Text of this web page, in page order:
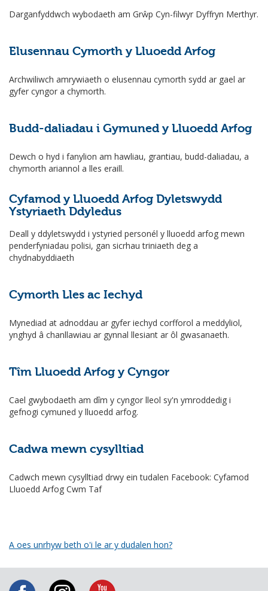
Darganfyddwch wybodaeth am Grŵp Cyn-filwyr Dyffryn Merthyr.
Elusennau Cymorth y Lluoedd Arfog
Archwiliwch amrywiaeth o elusennau cymorth sydd ar gael ar
gyfer cyngor a chymorth.
Budd-daliadau i Gymuned y Lluoedd Arfog
Dewch o hyd i fanylion am hawliau, grantiau, budd-daliadau, a
chymorth ariannol a lles eraill.
Cyfamod y Lluoedd Arfog Dyletswydd
Ystyriaeth Ddyledus
Deall y ddyletswydd i ystyried personél y lluoedd arfog mewn
penderfyniadau polisi, gan sicrhau triniaeth deg a
chydnabyddiaeth
Cymorth Lles ac Iechyd
Mynediad at adnoddau ar gyfer iechyd corfforol a meddyliol,
ynghyd â chanllawiau ar gynnal llesiant ar ôl gwasanaeth.
Tîm Lluoedd Arfog y Cyngor
Cael gwybodaeth am dîm y cyngor lleol sy'n ymroddedig i
gefnogi cymuned y lluoedd arfog.
Cadwa mewn cysylltiad
Cadwch mewn cysylltiad drwy ein tudalen Facebook: Cyfamod
Lluoedd Arfog Cwm Taf
A oes unrhyw beth o'i le ar y dudalen hon?